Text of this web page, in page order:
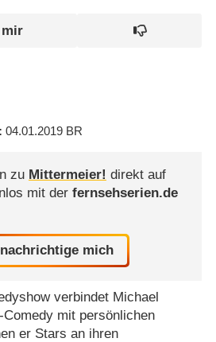
04.01.2019 BR
zu Mittermeier! direkt auf
mit der fernsehserien.de
mich
verbindet Michael
mit persönlichen
er Stars an ihren